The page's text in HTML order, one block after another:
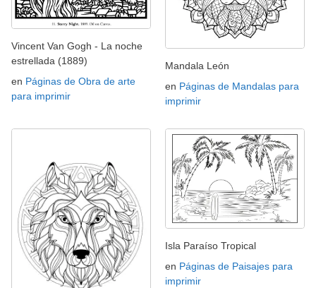
Vincent Van Gogh - La noche
estrellada (1889)
en Páginas de Obra de arte
para imprimir
Mandala León
en Páginas de Mandalas para
imprimir
Isla Paraíso Tropical
en Páginas de Paisajes para
imprimir